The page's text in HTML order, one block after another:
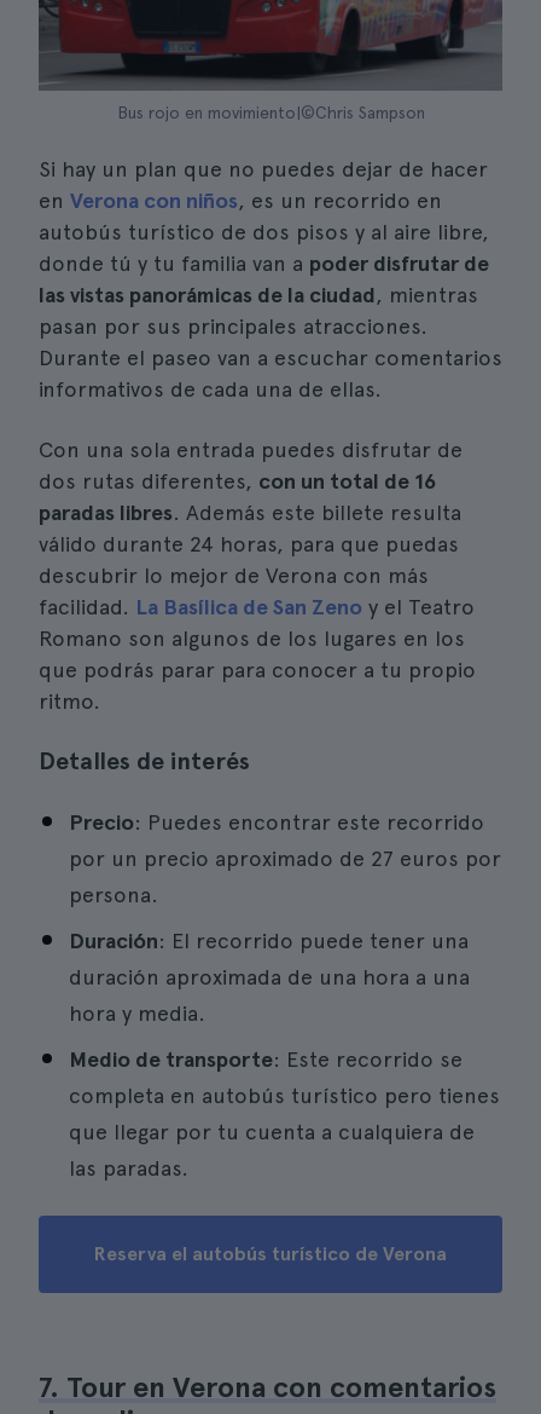
Bus rojo en movimiento|©Chris Sampson
Si hay un plan que no puedes dejar de hacer
en Verona con niños, es un recorrido en
autobús turístico de dos pisos y al aire libre,
donde tú y tu familia van a poder disfrutar de
las vistas panorámicas de la ciudad, mientras
pasan por sus principales atracciones.
Durante el paseo van a escuchar comentarios
informativos de cada una de ellas.
Con una sola entrada puedes disfrutar de
dos rutas diferentes, con un total de 16
paradas libres. Además este billete resulta
válido durante 24 horas, para que puedas
descubrir lo mejor de Verona con más
facilidad. La Basílica de San Zeno y el Teatro
Romano son algunos de los lugares en los
que podrás parar para conocer a tu propio
ritmo.
Detalles de interés
Precio: Puedes encontrar este recorrido
por un precio aproximado de 27 euros por
persona.
Duración: El recorrido puede tener una
duración aproximada de una hora a una
hora y media.
Medio de transporte: Este recorrido se
completa en autobús turístico pero tienes
que llegar por tu cuenta a cualquiera de
las paradas.
Reserva el autobús turístico de Verona
7. Tour en Verona con comentarios